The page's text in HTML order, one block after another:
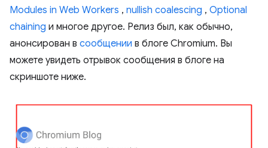
Modules in Web Workers , nullish coalescing , Optional
chaining и многое другое. Релиз был, как обычно,
анонсирован в сообщении в блоге Chromium. Вы
можете увидеть отрывок сообщения в блоге на
скриншоте ниже.